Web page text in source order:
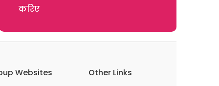
करिए
Websites Other Links